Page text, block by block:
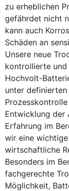
zu erheblichen
gefährdet nicht
kann auch
Schäden an
Unsere neue
kontrollierte
Hochvolt-
unter definierten
Entwicklung der
Erfahrung im
wir eine
wirtschaftliche
Besonders im
fachgerechte
Möglichkeit,